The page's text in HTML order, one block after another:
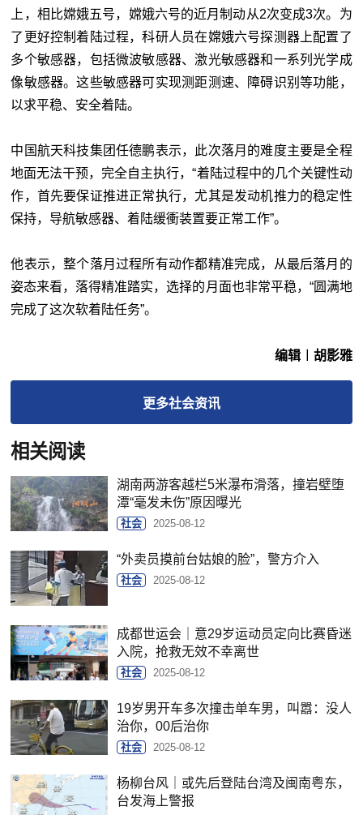
上，相比嫦娥五号，嫦娥六号的近月制动从2次变成3次。为
了更好控制着陆过程，科研人员在嫦娥六号探测器上配置了
多个敏感器，包括微波敏感器、激光敏感器和一系列光学成
像敏感器。这些敏感器可实现测距测速、障碍识别等功能，
以求平稳、安全着陆。
中国航天科技集团任德鹏表示，此次落月的难度主要是全程
地面无法干预，完全自主执行，“着陆过程中的几个关键性动
作，首先要保证推进正常执行，尤其是发动机推力的稳定性
保持，导航敏感器、着陆缓衝装置要正常工作”。
他表示，整个落月过程所有动作都精准完成，从最后落月的
姿态来看，落得精准踏实，选择的月面也非常平稳，“圆满地
完成了这次软着陆任务”。
编辑︱胡影雅
更多社会资讯
相关阅读
湖南两游客越栏5米瀑布滑落，撞岩壁堕
潭“毫发未伤”原因曝光
社会 2025-08-12
“外卖员摸前台姑娘的脸”，警方介入
社会 2025-08-12
成都世运会｜意29岁运动员定向比赛昏迷
入院，抢救无效不幸离世
社会 2025-08-12
19岁男开车多次撞击单车男，叫嚣：没人
治你，00后治你
社会 2025-08-12
杨柳台风｜或先后登陆台湾及闽南粤东，
台发海上警报